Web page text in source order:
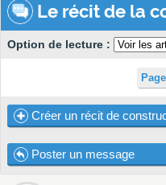
Le récit de la
Option de lecture :
Créer un récit de
Poster un message